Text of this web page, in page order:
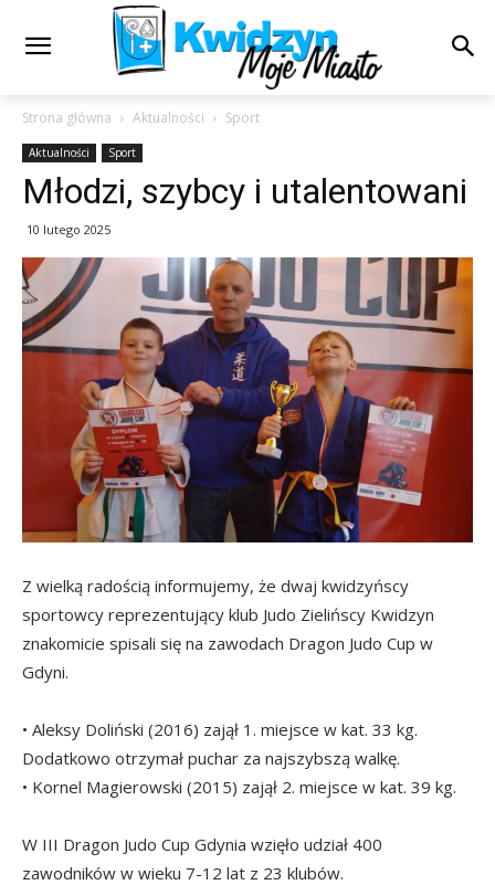
Strona główna Aktualności Sport
Aktualności Sport
Młodzi, szybcy i utalentowani
10 lutego 2025
Z wielką radością informujemy, że dwaj kwidzyńscy
sportowcy reprezentujący klub Judo Zielińscy Kwidzyn
znakomicie spisali się na zawodach Dragon Judo Cup w
Gdyni.
• Aleksy Doliński (2016) zajął 1. miejsce w kat. 33 kg.
Dodatkowo otrzymał puchar za najszybszą walkę.
• Kornel Magierowski (2015) zajął 2. miejsce w kat. 39 kg.
W III Dragon Judo Cup Gdynia wzięło udział 400
zawodników w wieku 7-12 lat z 23 klubów.